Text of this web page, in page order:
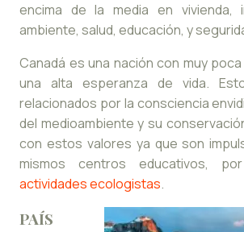
encima de la media en vivienda,
ambiente, salud, educación, y
Canadá es una nación con muy
una alta esperanza de vida.
relacionados por la consciencia
del medioambiente y su
con estos valores ya que son
mismos centros educativos,
actividades ecologistas.
PAÍS